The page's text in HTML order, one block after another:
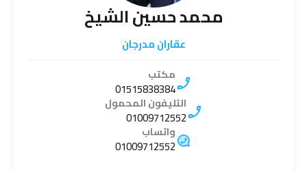
محمد حسين الشيخ
عقاران مدرجان
مكتب
01515838384
التليفون المحمول
01009712552
واتساب
01009712552